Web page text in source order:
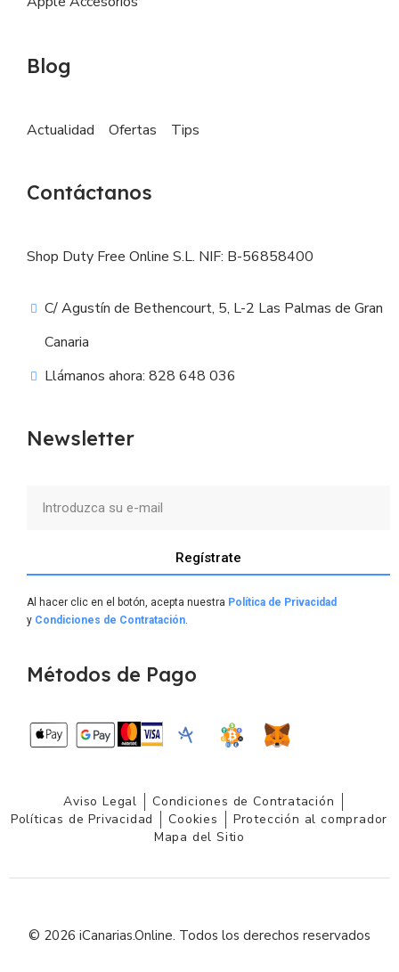
Blog
Actualidad Ofertas Tips
Contáctanos
Shop Duty Free Online S.L. NIF: B-56858400
C/ Agustín de Bethencourt, 5, L-2 Las Palmas de Gran
Canaria
Llámanos ahora: 828 648 036
Newsletter
Regístrate
Al hacer clic en el botón, acepta nuestra Política de Privacidad
y Condiciones de Contratación.
Métodos de Pago
Aviso Legal
Condiciones de Contratación
Políticas de Privacidad
Cookies
Protección al comprador
Mapa del Sitio
© 2026 iCanarias.Online. Todos los derechos reservados